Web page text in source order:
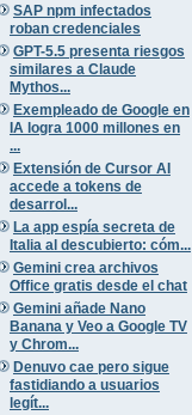
SAP npm infectados
roban credenciales
GPT-5.5 presenta riesgos
similares a Claude
Mythos...
Exempleado de Google en
IA logra 1000 millones en
...
Extensión de Cursor AI
accede a tokens de
desarrol...
La app espía secreta de
Italia al descubierto: cóm...
Gemini crea archivos
Office gratis desde el chat
Gemini añade Nano
Banana y Veo a Google TV
y Chrom...
Denuvo cae pero sigue
fastidiando a usuarios
legít...